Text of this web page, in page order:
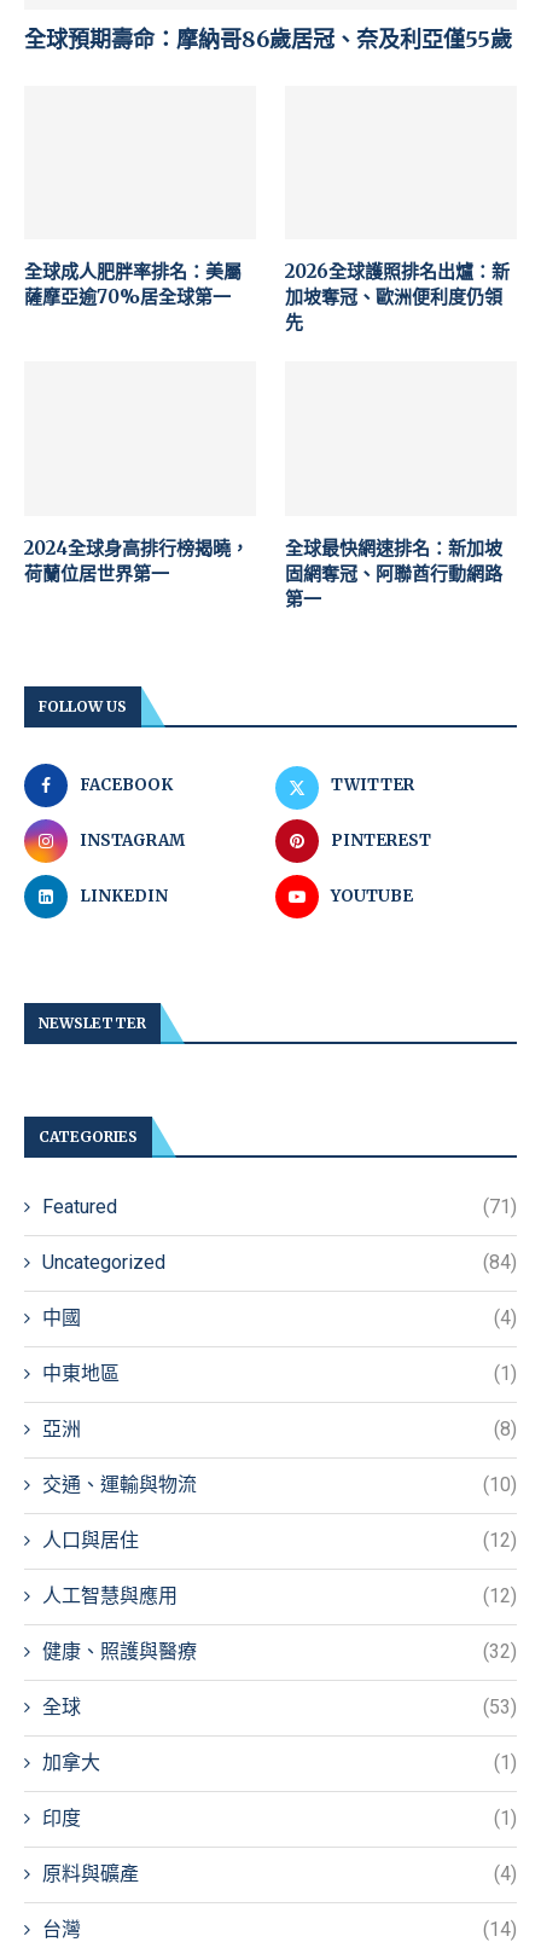
全球預期壽命：摩納哥86歲居冠、奈及利亞僅55歲
全球成人肥胖率排名：美屬
薩摩亞逾70%居全球第一
2026全球護照排名出爐：新
加坡奪冠、歐洲便利度仍領
先
2024全球身高排行榜揭曉，
荷蘭位居世界第一
全球最快網速排名：新加坡
固網奪冠、阿聯酋行動網路
第一
FOLLOW US
FACEBOOK TWITTER
INSTAGRAM PINTEREST
LINKEDIN YOUTUBE
NEWSLETTER
CATEGORIES
Featured (71)
Uncategorized (84)
中國 (4)
中東地區 (1)
亞洲 (8)
交通、運輸與物流 (10)
人口與居住 (12)
人工智慧與應用 (12)
健康、照護與醫療 (32)
全球 (53)
加拿大 (1)
印度 (1)
原料與礦產 (4)
台灣 (14)